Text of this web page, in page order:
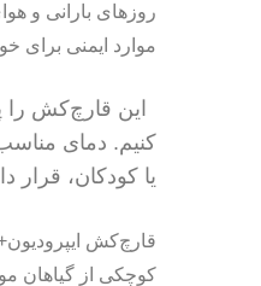
روزهای بارانی و
موارد ایمنی برای
این قارچ‌کش را
یا کودکان، قرار
قارچ‌کش
کوچکی از گیاهان